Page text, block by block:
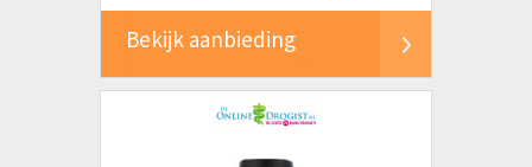
Bekijk aanbieding